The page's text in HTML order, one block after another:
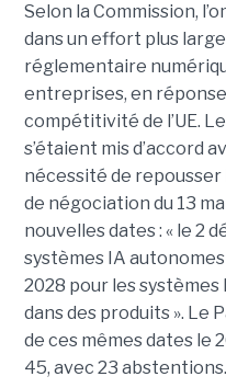
Selon la Commission,
dans un effort plus
réglementaire
entreprises, en
compétitivité de l’UE.
s’étaient mis d’accord
nécessité de repousser
de négociation du 13
nouvelles dates : « le 2
systèmes IA
2028 pour les
dans des produits ». Le
de ces mêmes dates le
45, avec 23 abstentions.